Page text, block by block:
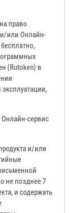
право
или Онлайн-
(Rutoken) в
сервис
и/или
не позднее 7
и содержать